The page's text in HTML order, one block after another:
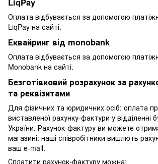
Оплата відбувається за допомогою
LiqPay на сайті.
Еквайринг від monobank
Оплата відбувається за допомогою
Monobank на сайті.
Безготівковий розрахунок за
та реквізитами
Для фізичних та юридичних осіб: оплата
виставленої рахунку-фактури у відділенні
України. Рахунок-фактуру ви можете
магазині: наші співробітники вишлють
ваш e-mail.
Сплатити рахунок-фактуру можна: